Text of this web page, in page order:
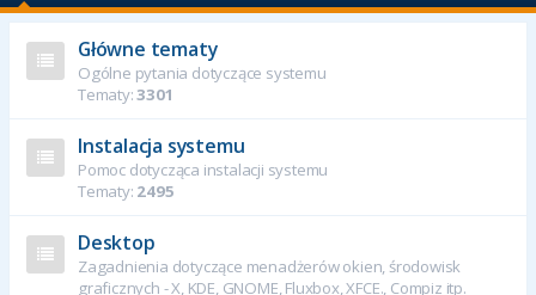
Główne tematy
Ogólne pytania dotyczące systemu
Tematy:3301
Instalacja systemu
Pomoc dotycząca instalacji systemu
Tematy: 2495
Desktop
Zagadnienia dotyczące menadżerów okien, środowisk
graficznych - X, KDE, GNOME, Fluxbox, XFCE., Compiz itp.